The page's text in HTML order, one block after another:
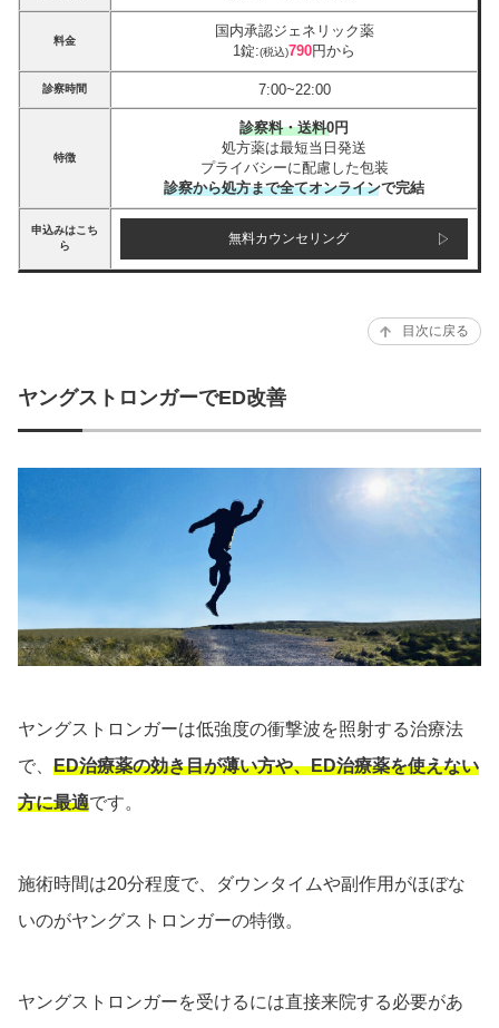
料金
国内承認ジェネリック薬
1錠:(税込)790円から
診察時間 7:00~22:00
特徴
診察料・送料0円
処方薬は最短当日発送
プライバシーに配慮した包装
診察から処方まで全てオンラインで完結
申込みはこち
ら
無料カウンセリング
目次に戻る
ヤングストロンガーでED改善
ヤングストロンガーは低強度の衝撃波を照射する治療法
で、 ED治療薬の効き目が薄い方や、ED治療薬を使えない
方に最適です。
施術時間は20分程度で、ダウンタイムや副作用がほぼな
いのがヤングストロンガーの特徴。
ヤングストロンガーを受けるには直接来院する必要があ